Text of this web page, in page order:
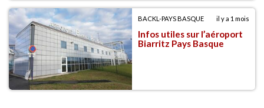
BACKL-PAYS BASQUE il y a 1 mois
Infos utiles sur l’aéroport
Biarritz Pays Basque